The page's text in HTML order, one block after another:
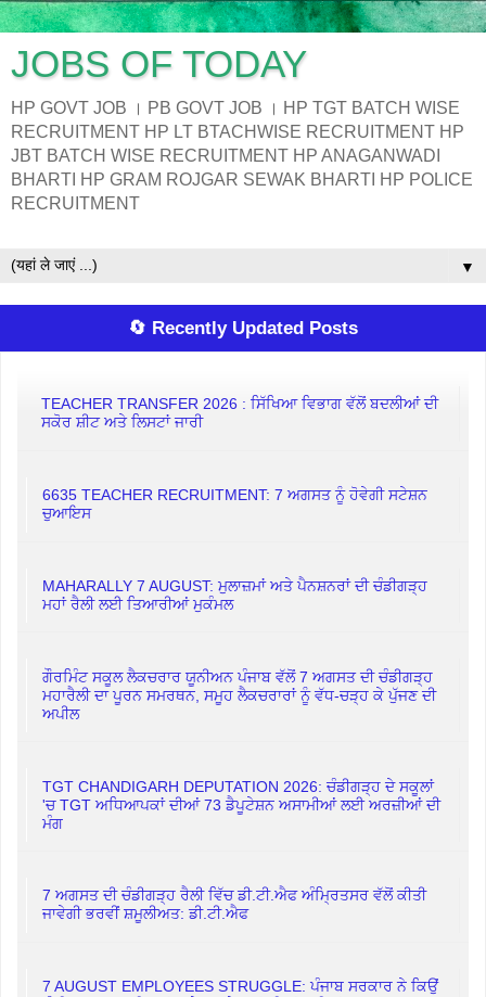
JOBS OF TODAY
HP GOVT JOB । PB GOVT JOB । HP TGT BATCH WISE
RECRUITMENT HP LT BTACHWISE RECRUITMENT HP
JBT BATCH WISE RECRUITMENT HP ANAGANWADI
BHARTI HP GRAM ROJGAR SEWAK BHARTI HP POLICE
RECRUITMENT
▼
🔄 Recently Updated Posts
TEACHER TRANSFER 2026 : ਸਿੱਖਿਆ ਵਿਭਾਗ ਵੱਲੋਂ ਬਦਲੀਆਂ ਦੀ
ਸਕੋਰ ਸ਼ੀਟ ਅਤੇ ਲਿਸਟਾਂ ਜਾਰੀ
6635 TEACHER RECRUITMENT: 7 ਅਗਸਤ ਨੂੰ ਹੋਵੇਗੀ ਸਟੇਸ਼ਨ
ਚੁਆਇਸ
MAHARALLY 7 AUGUST: ਮੁਲਾਜ਼ਮਾਂ ਅਤੇ ਪੈਨਸ਼ਨਰਾਂ ਦੀ ਚੰਡੀਗੜ੍ਹ
ਮਹਾਂ ਰੈਲੀ ਲਈ ਤਿਆਰੀਆਂ ਮੁਕੰਮਲ
ਗੌਰਮਿੰਟ ਸਕੂਲ ਲੈਕਚਰਾਰ ਯੂਨੀਅਨ ਪੰਜਾਬ ਵੱਲੋਂ 7 ਅਗਸਤ ਦੀ ਚੰਡੀਗੜ੍ਹ
ਮਹਾਰੈਲੀ ਦਾ ਪੂਰਨ ਸਮਰਥਨ, ਸਮੂਹ ਲੈਕਚਰਾਰਾਂ ਨੂੰ ਵੱਧ-ਚੜ੍ਹ ਕੇ ਪੁੱਜਣ ਦੀ
ਅਪੀਲ
TGT CHANDIGARH DEPUTATION 2026: ਚੰਡੀਗੜ੍ਹ ਦੇ ਸਕੂਲਾਂ
'ਚ TGT ਅਧਿਆਪਕਾਂ ਦੀਆਂ 73 ਡੈਪੂਟੇਸ਼ਨ ਅਸਾਮੀਆਂ ਲਈ ਅਰਜ਼ੀਆਂ ਦੀ
ਮੰਗ
7 ਅਗਸਤ ਦੀ ਚੰਡੀਗੜ੍ਹ ਰੈਲੀ ਵਿੱਚ ਡੀ.ਟੀ.ਐਫ ਅੰਮ੍ਰਿਤਸਰ ਵੱਲੋਂ ਕੀਤੀ
ਜਾਵੇਗੀ ਭਰਵੀਂ ਸ਼ਮੂਲੀਅਤ: ਡੀ.ਟੀ.ਐਫ
7 AUGUST EMPLOYEES STRUGGLE: ਪੰਜਾਬ ਸਰਕਾਰ ਨੇ ਕਿਉਂ